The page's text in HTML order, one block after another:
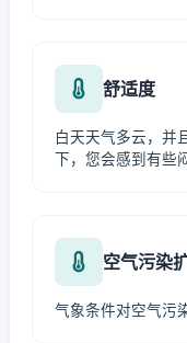
舒适度
白天天气多云，并
下，您会感到有些
空气污染
气象条件对空气污